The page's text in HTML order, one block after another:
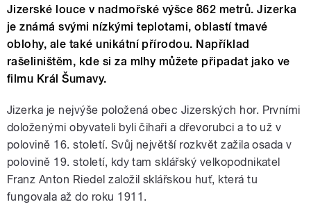
Jizerské louce v nadmořské výšce 862 metrů. Jizerka
je známá svými nízkými teplotami, oblastí tmavé
oblohy, ale také unikátní přírodou. Například
rašeliništěm, kde si za mlhy můžete připadat jako ve
filmu Král Šumavy.
Jizerka je nejvýše položená obec Jizerských hor. Prvními
doloženými obyvateli byli čihaři a dřevorubci a to už v
polovině 16. století. Svůj největší rozkvět zažila osada v
polovině 19. století, kdy tam sklářský velkopodnikatel
Franz Anton Riedel založil sklářskou huť, která tu
fungovala až do roku 1911.